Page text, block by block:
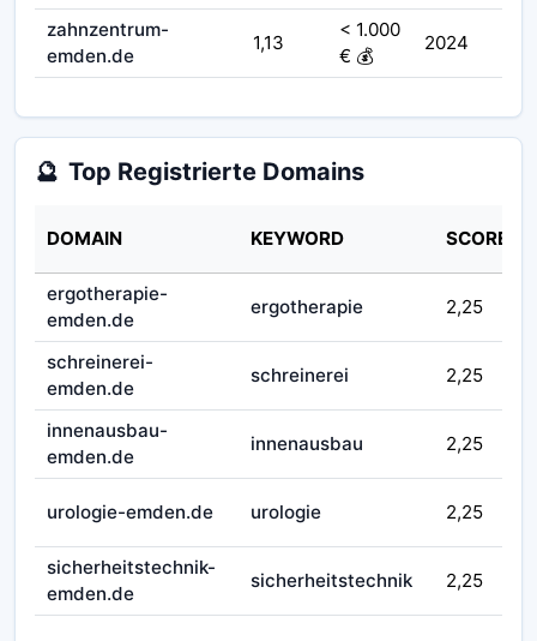
zahnzentrum-
emden.de
1,13
< 1.000
€ 💰
2024
🔮 Top Registrierte Domains
DOMAIN KEYWORD SCORE
ergotherapie-
emden.de
ergotherapie 2,25
schreinerei-
emden.de
schreinerei 2,25
innenausbau-
emden.de
innenausbau 2,25
urologie-emden.de urologie 2,25
sicherheitstechnik-
emden.de
sicherheitstechnik 2,25